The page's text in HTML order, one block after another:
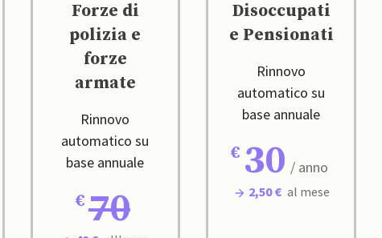
Forze di
polizia e
forze
armate
Rinnovo
automatico su
base annuale
70
Disoccupati
e Pensionati
Rinnovo
automatico su
base annuale
30 / anno
2,50 € al mese